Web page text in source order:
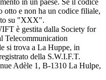
in un paese. Se il codice
otto e non ha un codice filiale,
su "XXX".
è gestita dalla Society for
Telecommunication
si trova a La Huppe, in
della S.W.I.F.T.
Adèle 1, B-1310 La Hulpe,